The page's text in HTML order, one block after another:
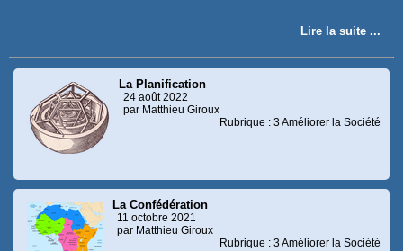
Lire la suite ...
La Planification
24 août 2022
par Matthieu Giroux
Rubrique : 3 Améliorer la Société
La Confédération
11 octobre 2021
par Matthieu Giroux
Rubrique : 3 Améliorer la Société